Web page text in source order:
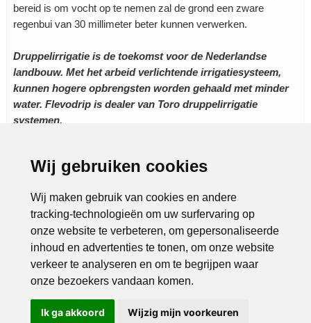
Wij gebruiken cookies
Wij maken gebruik van cookies en andere
tracking-technologieën om uw surfervaring op
onze website te verbeteren, om gepersonaliseerde
inhoud en advertenties te tonen, om onze website
verkeer te analyseren en om te begrijpen waar
onze bezoekers vandaan komen.
Ik ga akkoord Wijzig mijn voorkeuren
bereid is om vocht op te nemen zal de grond een zware
regenbui van 30 millimeter beter kunnen verwerken.
Druppelirrigatie is de toekomst voor de Nederlandse
landbouw. Met het arbeid verlichtende irrigatiesysteem,
kunnen hogere opbrengsten worden gehaald met minder
water. Flevodrip is dealer van Toro druppelirrigatie
systemen.
Rubrieken:Agrarisch|Dienstverlening|Landbouw